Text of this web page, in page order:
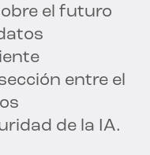
el futuro
entre el
de la IA.